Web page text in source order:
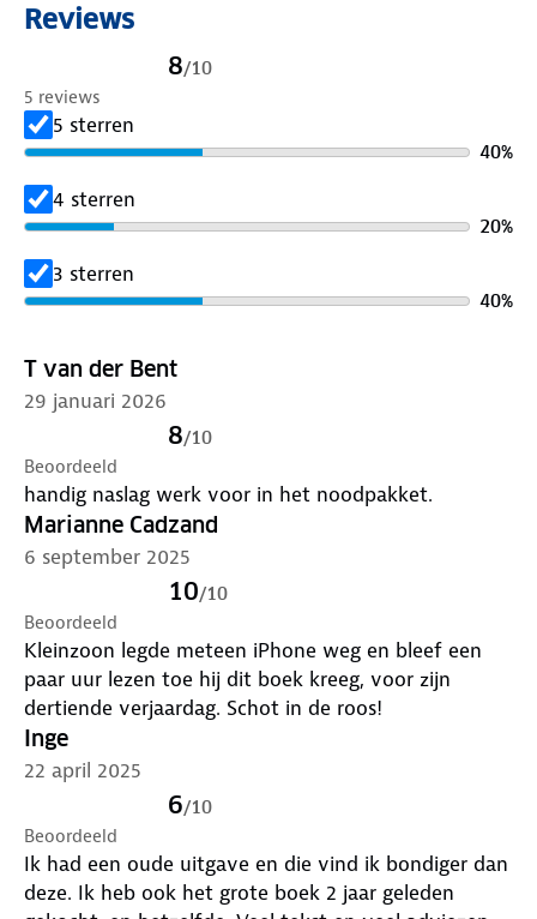
Reviews
8/10
5 reviews
5 sterren
40%
4 sterren
20%
3 sterren
40%
T van der Bent
29 januari 2026
8/10
Beoordeeld
handig naslag werk voor in het noodpakket.
Marianne Cadzand
6 september 2025
10/10
Beoordeeld
Kleinzoon legde meteen iPhone weg en bleef een
paar uur lezen toe hij dit boek kreeg, voor zijn
dertiende verjaardag. Schot in de roos!
Inge
22 april 2025
6/10
Beoordeeld
Ik had een oude uitgave en die vind ik bondiger dan
deze. Ik heb ook het grote boek 2 jaar geleden